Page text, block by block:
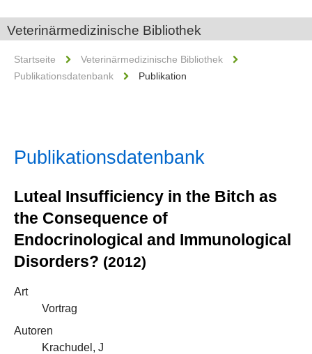
Veterinärmedizinische Bibliothek
Startseite
Veterinärmedizinische Bibliothek
Publikationsdatenbank
Publikation
Publikationsdatenbank
Luteal Insufficiency in the Bitch as
the Consequence of
Endocrinological and Immunological
Disorders? (2012)
Art
Vortrag
Autoren
Krachudel, J